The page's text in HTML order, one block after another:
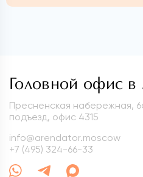
Головной офис
Пресненская набережная,
подъезд, офис 4315
info@arendator.moscow
+7 (495) 324-66-33